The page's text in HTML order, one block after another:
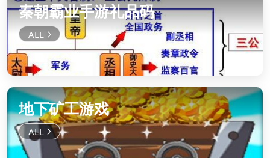
秦朝霸业手游礼品码
地下矿工游戏